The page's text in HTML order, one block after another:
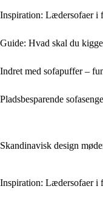
Inspiration: Lædersofaer i
Guide: Hvad skal du
Indret med sofapuffer –
Pladsbesparende
Skandinavisk design
Inspiration: Lædersofaer i